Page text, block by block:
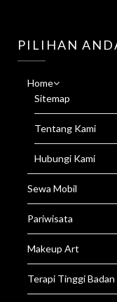
PILIHAN
Home
Sitemap
Tentang Kami
Hubungi Kami
Sewa Mobil
Pariwisata
Makeup Art
Terapi Tinggi Badan